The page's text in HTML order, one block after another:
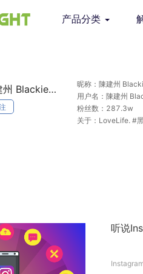
产品分类
州 Blackie Chen
昵称：陳建州
用户名：陳建州
粉丝数：287.3w
关于：LoveLife. #
听说